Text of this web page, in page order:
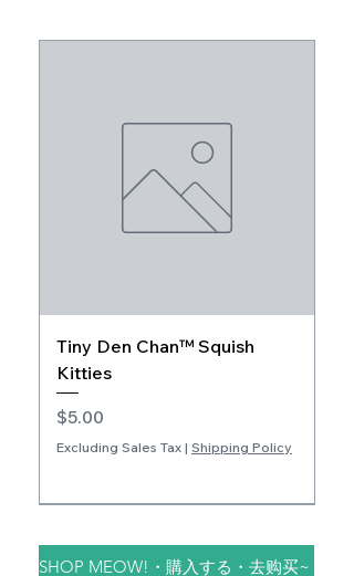
Tiny Den Chan™ Squish
Kitties
Price
$5.00
Excluding Sales Tax | Shipping Policy
SHOP MEOW!・購入する・去购买~